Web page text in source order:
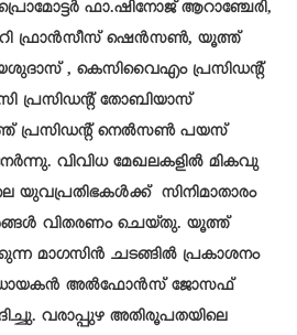
ഫാ.ഷിനോജ് ആറാഞ്ചേരി,
ഫ്രാൻസീസ് ഷെൻസൺ, യൂത്ത്
, കെസിവൈഎം പ്രസിഡന്റ്
പ്രസിഡന്റ് തോബിയാസ്
പ്രസിഡന്റ് നെൽസൺ പയസ്
വിവിധ മേഖലകളിൽ മികവു
യുവപ്രതിഭകൾക്ക് സിനിമാതാരം
വിതരണം ചെയ്തു. യൂത്ത്
മാഗസിൻ ചടങ്ങിൽ പ്രകാശനം
അൽഫോൻസ് ജോസഫ്
വരാപ്പുഴ അതിരൂപതയിലെ